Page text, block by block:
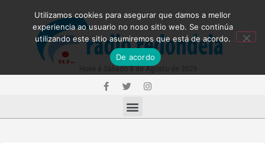
Utilizamos cookies para asegurar que damos a mellor
experiencia ao usuario no noso sitio web. Se continúa
utilizando este sitio asumiremos que está de acordo.
De acordo